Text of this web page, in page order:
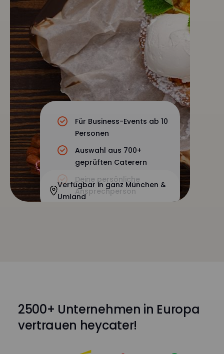
Für Business-Events ab 10
Personen
Auswahl aus 700+
geprüften Caterern
Deine persönliche
Ansprechperson
Verfügbar in ganz München &
Umland
2500+ Unternehmen in Europa
vertrauen heycater!